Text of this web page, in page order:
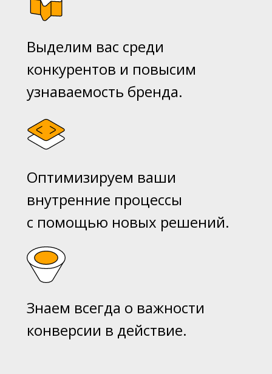
Оптимизируем ваши
внутренние процессы
с помощью новых решений.
Выделим вас среди
конкурентов и повысим
узнаваемость бренда.
Знаем всегда о важности
конверсии в действие.